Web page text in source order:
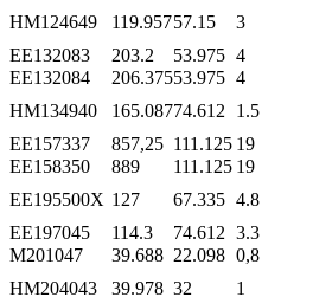
HM124649
119.95757.15 3
EE132083
203.2 53.975 4
EE132084
206.37553.975 4
HM134940
165.08774.612 1.5
EE157337
857,25 111.125 19
EE158350
889 111.125 19
EE195500X 127 67.335 4.8
EE197045
114.3 74.612 3.3
M201047
39.688 22.098 0,8
HM204043
39.978 32 1